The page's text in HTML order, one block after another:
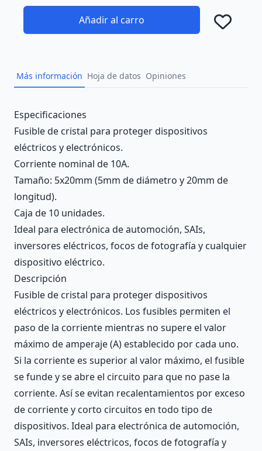
Añadir al carro
Más información Hoja de datos Opiniones
Description
Especificaciones
Fusible de cristal para proteger dispositivos
eléctricos y electrónicos.
Corriente nominal de 10A.
Tamaño: 5x20mm (5mm de diámetro y 20mm de
longitud).
Caja de 10 unidades.
Ideal para electrónica de automoción, SAIs,
inversores eléctricos, focos de fotografía y cualquier
dispositivo eléctrico.
Descripción
Fusible de cristal para proteger dispositivos
eléctricos y electrónicos. Los fusibles permiten el
paso de la corriente mientras no supere el valor
máximo de amperaje (A) establecido por cada uno.
Si la corriente es superior al valor máximo, el fusible
se funde y se abre el circuito para que no pase la
corriente. Así se evitan recalentamientos por exceso
de corriente y corto circuitos en todo tipo de
dispositivos. Ideal para electrónica de automoción,
SAIs, inversores eléctricos, focos de fotografía y